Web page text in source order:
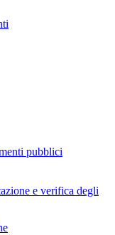
pubblici
e verifica degli